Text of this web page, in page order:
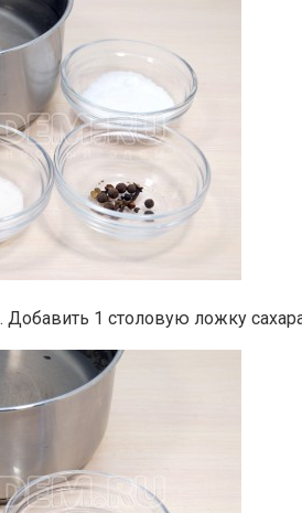
Добавить 1 столовую ложку